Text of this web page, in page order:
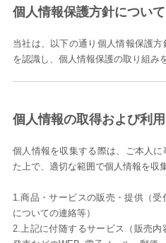
個人情報保護方針について
当社は、以下の通り個人情報保護
を認識し、個人情報保護の取り組み
個人情報の取得および利
個人情報を収集する際は、ご本人
た上で、適切な範囲で個人情報を収
1.商品・サービスの販売・提供（
についての連絡等）
2.上記に付随するサービス（販売